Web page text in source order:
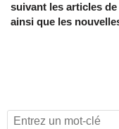
suivant les articles
ainsi que les